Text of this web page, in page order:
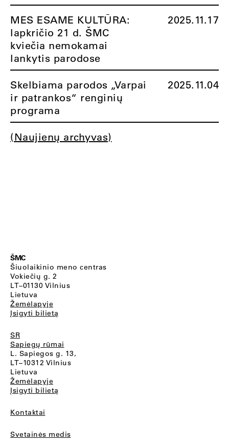
MES ESAME KULTŪRA:
lapkričio 21 d. ŠMC
kviečia nemokamai
lankytis parodose
2025.11.17
Skelbiama parodos „Varpai
ir patrankos“ renginių
programa
2025.11.04
(Naujienų archyvas)
ŠMC
Šiuolaikinio meno centras
Vokiečių g. 2
LT–01130 Vilnius
Lietuva
Žemėlapyje
Įsigyti bilietą
SR
Sapiegų rūmai
L. Sapiegos g. 13,
LT–10312 Vilnius
Lietuva
Žemėlapyje
Įsigyti bilietą
Kontaktai
Svetainės medis